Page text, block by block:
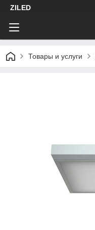
ZILED
Товары и услуги